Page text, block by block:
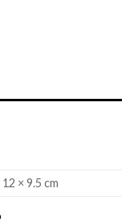
× 9.5 cm